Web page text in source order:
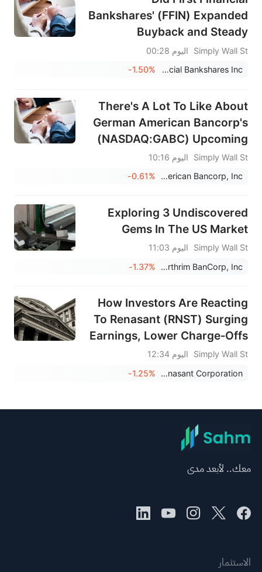
Bankshares' (FFIN) Expanded
Buyback and Steady
Dividend Just Reframe Its
Capital Return Story?
Simply Wall St
اليوم 00:28
First Financial Bankshares Inc
-1.50%
There's A Lot To Like About
German American Bancorp's
(NASDAQ:GABC) Upcoming
US$0.31 Dividend
Simply Wall St
اليوم 10:16
German American Bancorp, Inc.
-0.61%
Exploring 3 Undiscovered
Gems In The US Market
Simply Wall St
اليوم 11:03
Northrim BanCorp, Inc.
-1.37%
How Investors Are Reacting
To Renasant (RNST) Surging
Earnings, Lower Charge‑Offs
And Buybacks
Simply Wall St
اليوم 12:34
Renasant Corporation
-1.25%
معك.. لأبعد مدى
الاستثمار